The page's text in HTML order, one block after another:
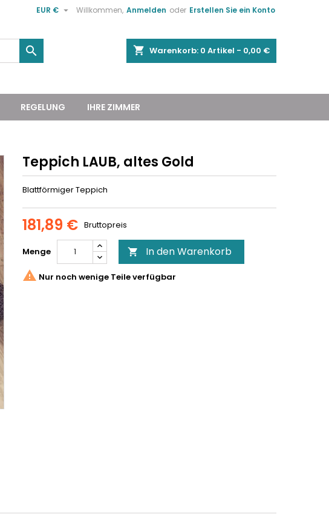
Willkommen, Anmelden oder Erstellen Sie ein Konto
EUR € 
shopping_cart Warenkorb: 0 Artikel - 0,00 €

REGELUNG IHRE ZIMMER
Teppich LAUB, altes Gold
Blattförmiger Teppich
181,89 € Bruttopreis
Menge  In den Warenkorb
 Nur noch wenige Teile verfügbar